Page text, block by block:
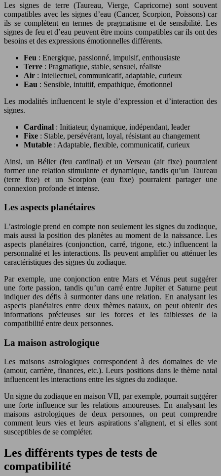
Les signes de terre (Taureau, Vierge, Capricorne) sont souvent
compatibles avec les signes d’eau (Cancer, Scorpion, Poissons) car
ils se complètent en termes de pragmatisme et de sensibilité. Les
signes de feu et d’eau peuvent être moins compatibles car ils ont des
besoins et des expressions émotionnelles différents.
Feu : Energique, passionné, impulsif, enthousiaste
Terre : Pragmatique, stable, sensuel, réaliste
Air : Intellectuel, communicatif, adaptable, curieux
Eau : Sensible, intuitif, empathique, émotionnel
Les modalités influencent le style d’expression et d’interaction des
signes.
Cardinal : Initiateur, dynamique, indépendant, leader
Fixe : Stable, persévérant, loyal, résistant au changement
Mutable : Adaptable, flexible, communicatif, curieux
Ainsi, un Bélier (feu cardinal) et un Verseau (air fixe) pourraient
former une relation stimulante et dynamique, tandis qu’un Taureau
(terre fixe) et un Scorpion (eau fixe) pourraient partager une
connexion profonde et intense.
Les aspects planétaires
L’astrologie prend en compte non seulement les signes du zodiaque,
mais aussi la position des planètes au moment de la naissance. Les
aspects planétaires (conjonction, carré, trigone, etc.) influencent la
personnalité et les interactions. Ils peuvent amplifier ou atténuer les
caractéristiques des signes du zodiaque.
Par exemple, une conjonction entre Mars et Vénus peut suggérer
une forte passion, tandis qu’un carré entre Jupiter et Saturne peut
indiquer des défis à surmonter dans une relation. En analysant les
aspects planétaires entre deux thèmes nataux, on peut obtenir des
informations précieuses sur les forces et les faiblesses de la
compatibilité entre deux personnes.
La maison astrologique
Les maisons astrologiques correspondent à des domaines de vie
(amour, carrière, finances, etc.). Leurs positions dans le thème natal
influencent les interactions entre les signes du zodiaque.
Un signe du zodiaque en maison VII, par exemple, pourrait suggérer
une forte influence sur les relations amoureuses. En analysant les
maisons astrologiques de deux personnes, on peut comprendre
comment leurs vies et leurs aspirations s’alignent, et si elles sont
susceptibles de se compléter.
Les différents types de tests de
compatibilité